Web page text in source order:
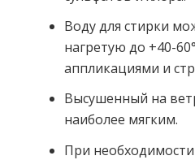
Воду для стирки
нагретую до +40-
аппликациями и
Высушенный на
наиболее мягким.
При